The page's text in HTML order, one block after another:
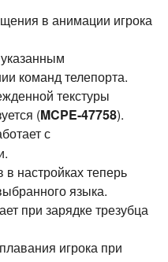
в анимации игрока
команд телепорта.
текстуры
(MCPE-47758).
с
настройках теперь
языка.
при зарядке трезубца
игрока при